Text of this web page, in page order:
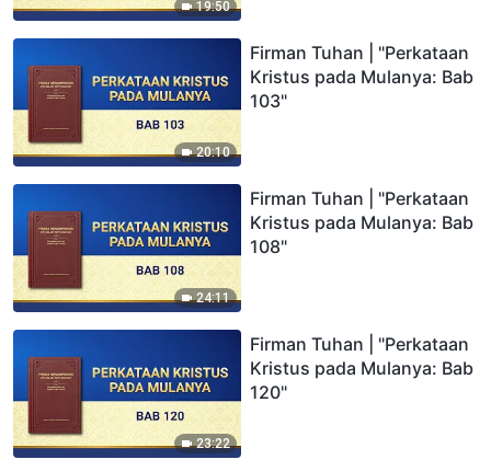
19:50
20:10
Firman Tuhan | "Perkataan
Kristus pada Mulanya: Bab
103"
24:11
Firman Tuhan | "Perkataan
Kristus pada Mulanya: Bab
108"
23:22
Firman Tuhan | "Perkataan
Kristus pada Mulanya: Bab
120"